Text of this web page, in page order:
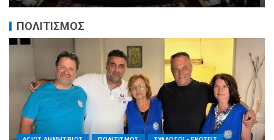
ΠΟΛΙΤΙΣΜΟΣ
ΠΕΡΙΦΕΡΕΙΕΣ ΠΟΛΙΤΙΣΜΟΣ ΣΥΛΛΟΓΟΙ - ΕΝΩΣΕΙΣ
Η Αντιπεριφερειάρχης Εθελοντισμού Ευγενία